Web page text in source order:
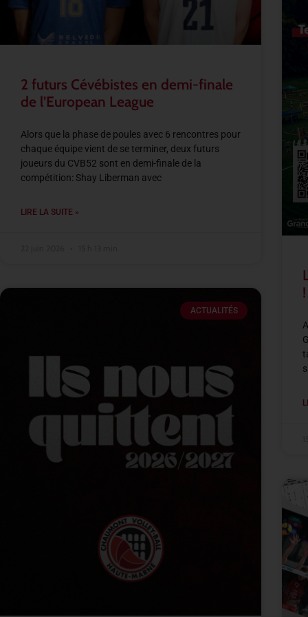
2 futurs Cévébistes en demi-finale
de l’European League
Alors que la phase de poules avec 6 rencontres pour
chaque équipe vient de se terminer, deux futurs
joueurs du CVB52 sont en demi-finale de la
compétition: Shay Liberman avec
LIRE LA SUITE »
!
ACTUALITÉS